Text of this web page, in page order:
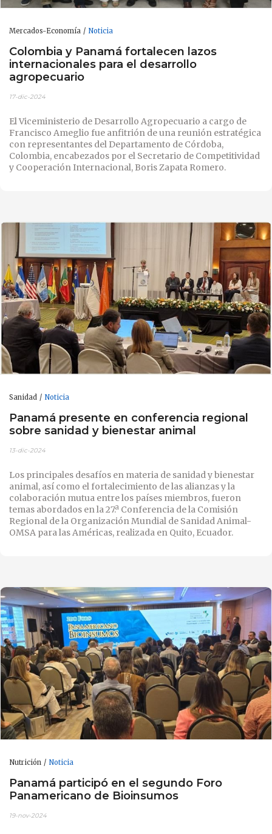
Mercados-Economía Noticia
Colombia y Panamá fortalecen lazos
internacionales para el desarrollo
agropecuario
17-dic-2024
El Viceministerio de Desarrollo Agropecuario a cargo de
Francisco Ameglio fue anfitrión de una reunión estratégica
con representantes del Departamento de Córdoba,
Colombia, encabezados por el Secretario de Competitividad
y Cooperación Internacional, Boris Zapata Romero.
Sanidad Noticia
Panamá presente en conferencia regional
sobre sanidad y bienestar animal
13-dic-2024
Los principales desafíos en materia de sanidad y bienestar
animal, así como el fortalecimiento de las alianzas y la
colaboración mutua entre los países miembros, fueron
temas abordados en la 27.ª Conferencia de la Comisión
Regional de la Organización Mundial de Sanidad Animal-
OMSA para las Américas, realizada en Quito, Ecuador.
Nutrición Noticia
Panamá participó en el segundo Foro
Panamericano de Bioinsumos
19-nov-2024